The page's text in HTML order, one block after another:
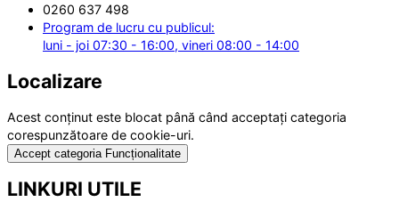
0260 637 498
Program de lucru cu publicul:
luni - joi 07:30 - 16:00, vineri 08:00 - 14:00
Localizare
Acest conținut este blocat până când acceptați categoria
corespunzătoare de cookie-uri.
Accept categoria Funcționalitate
LINKURI UTILE